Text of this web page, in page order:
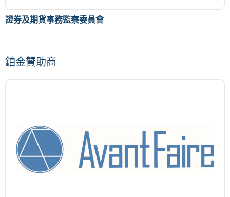
證券及期貨事務監察委員會
鉑金贊助商